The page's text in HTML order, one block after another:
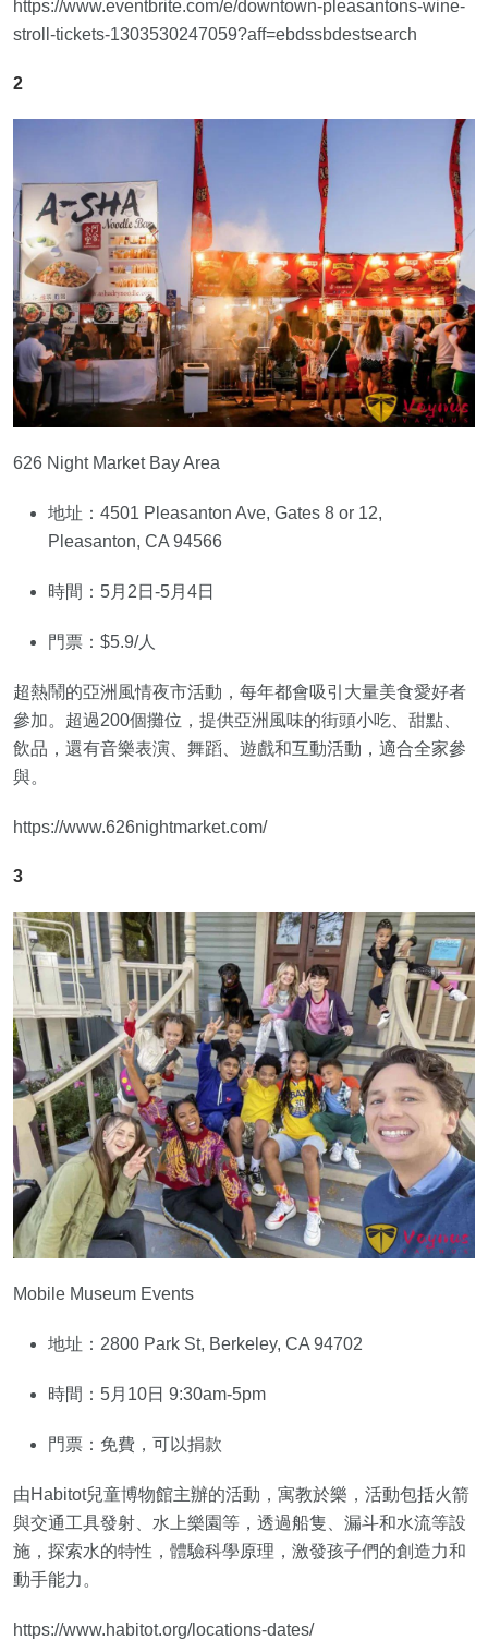
https://www.eventbrite.com/e/downtown-pleasantons-wine-
stroll-tickets-1303530247059?aff=ebdssbdestsearch
2
626 Night Market Bay Area
地址：4501 Pleasanton Ave, Gates 8 or 12,
Pleasanton, CA 94566
時間：5月2日-5月4日
門票：$5.9/人
超熱鬧的亞洲風情夜市活動，每年都會吸引大量美食愛好者
參加。超過200個攤位，提供亞洲風味的街頭小吃、甜點、
飲品，還有音樂表演、舞蹈、遊戲和互動活動，適合全家參
與。
https://www.626nightmarket.com/
3
Mobile Museum Events
地址：2800 Park St, Berkeley, CA 94702
時間：5月10日 9:30am-5pm
門票：免費，可以捐款
由Habitot兒童博物館主辦的活動，寓教於樂，活動包括火箭
與交通工具發射、水上樂園等，透過船隻、漏斗和水流等設
施，探索水的特性，體驗科學原理，激發孩子們的創造力和
動手能力。
https://www.habitot.org/locations-dates/